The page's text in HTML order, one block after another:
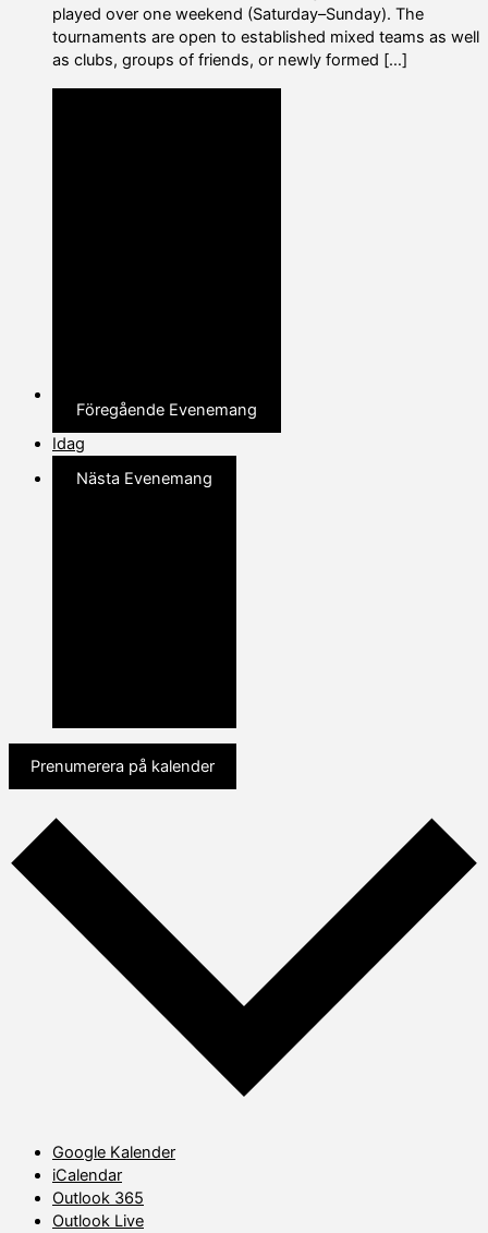
played over one weekend (Saturday–Sunday). The
tournaments are open to established mixed teams as well
as clubs, groups of friends, or newly formed […]
Föregående Evenemang
Idag
Nästa Evenemang
Prenumerera på kalender
Google Kalender
iCalendar
Outlook 365
Outlook Live